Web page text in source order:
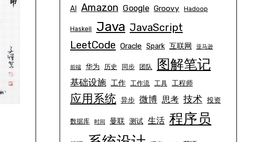
AI Amazon Google Groovy Hadoop
Haskell Java JavaScript
LeetCode Oracle Spark 互联网 亚马逊
前端 华为 历史 同步 团队 图解笔记
基础设施 工作 工作流 工具 工程师
应用系统 异步 微博 思考 技术 投资
数据库 时间 曼联 测试 生活 程序员